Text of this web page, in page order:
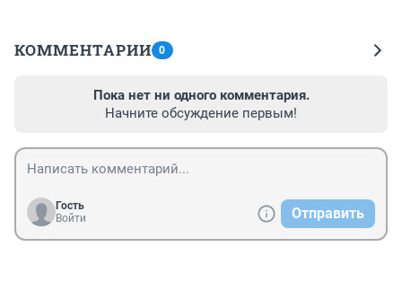
КОММЕНТАРИИ 0
Пока нет ни одного комментария.
Начните обсуждение первым!
Гость
Войти
Отправить